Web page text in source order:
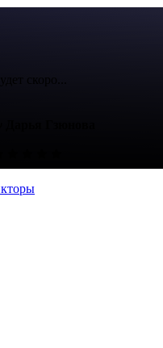
Будет скоро...